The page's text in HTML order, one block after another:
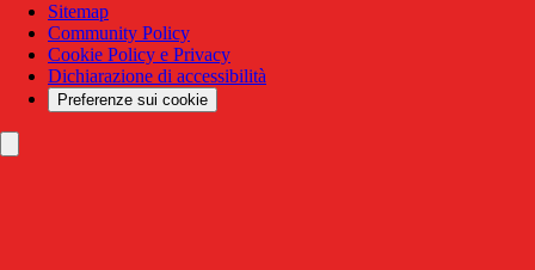
Sitemap
Community Policy
Cookie Policy e Privacy
Dichiarazione di accessibilità
Preferenze sui cookie